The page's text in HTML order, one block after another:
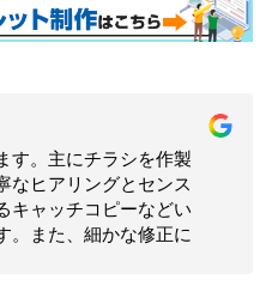
す。主にチラシを作製
なヒアリングとセンス
キャッチコピーなどい
。また、細かな修正に